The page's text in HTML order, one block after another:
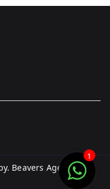
. Beavers Agency
1